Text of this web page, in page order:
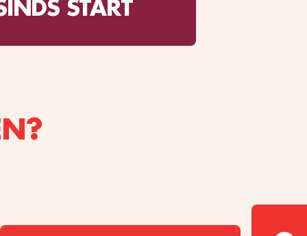
START